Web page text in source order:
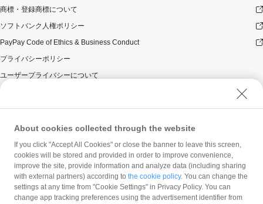
商標・登録商標について
ソフトバンク人権ポリシー
PayPay Code of Ethics & Business Conduct
プライバシーポリシー
ユーザープライバシーについて
ウェブサイト利用規約
反社会的勢力に対する方針
勧誘方針
マネロン等基本方針
カスタマーハラスメントに関する当社の考え方
About cookies collected through the website
If you click "Accept All Cookies" or close the banner to leave this screen,
cookies will be stored and provided in order to improve convenience,
improve the site, provide information and analyze data (including sharing
with external partners) according to the cookie policy. You can change the
settings at any time from "Cookie Settings" in Privacy Policy. You can
change app tracking preferences using the advertisement identifier from